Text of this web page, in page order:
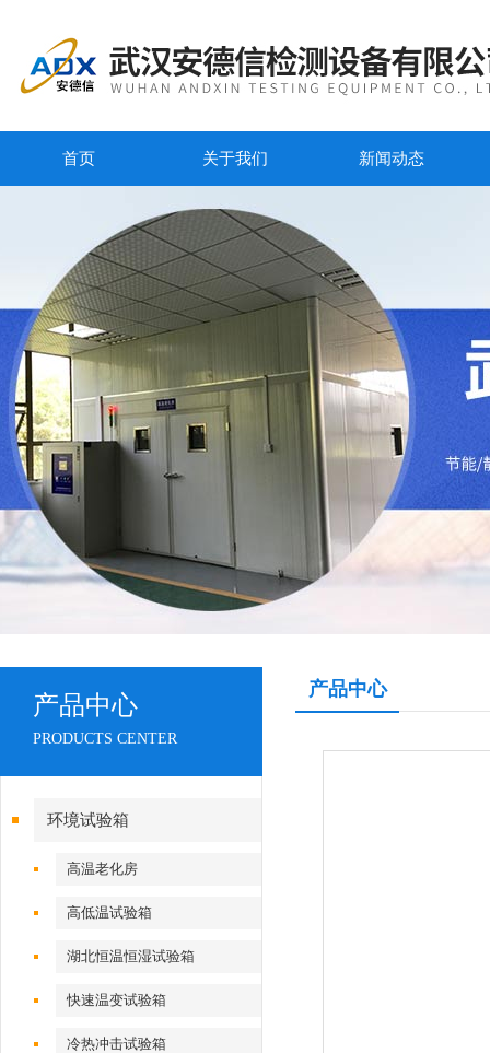
首页 关于我们 新闻动态
产品中心
PRODUCTS CENTER
环境试验箱
高温老化房
高低温试验箱
湖北恒温恒湿试验箱
快速温变试验箱
冷热冲击试验箱
产品中心